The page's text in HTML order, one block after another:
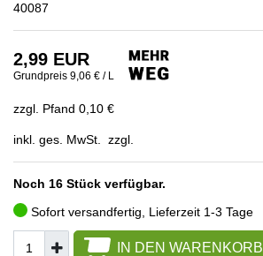
40087
2,99 EUR
Grundpreis 9,06 € / L
zzgl. Pfand 0,10 €
inkl. ges. MwSt. zzgl.
Noch 16 Stück verfügbar.
Sofort versandfertig, Lieferzeit 1-3 Tage
IN DEN WARENKORB